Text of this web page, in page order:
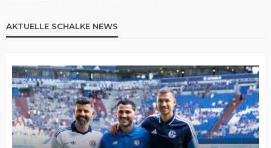
AKTUELLE SCHALKE NEWS